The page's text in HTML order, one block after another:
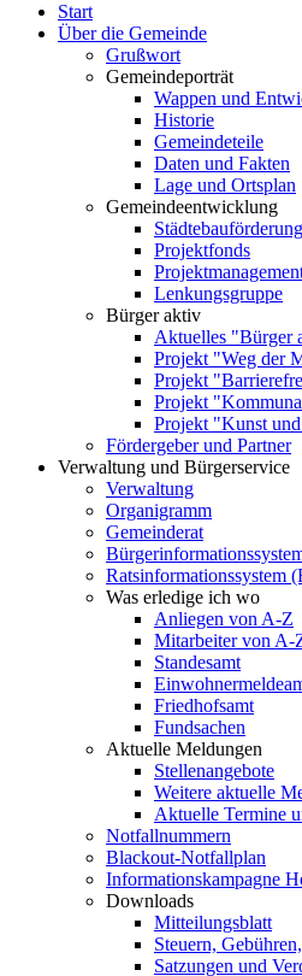
Start
Über die Gemeinde
Grußwort
Gemeindeporträt
Wappen und
Historie
Gemeindeteile
Daten und Fakten
Lage und Ortsplan
Gemeindeentwicklung
Städtebauförderung
Projektfonds
Lenkungsgruppe
Bürger aktiv
Aktuelles "Bürger
Projekt "Weg der
Projekt
Projekt
Projekt "Kunst
Fördergeber und Partner
Verwaltung und Bürgerservice
Verwaltung
Organigramm
Gemeinderat
Ratsinformationssystem
Was erledige ich wo
Anliegen von A-Z
Mitarbeiter von A-
Standesamt
Friedhofsamt
Fundsachen
Aktuelle Meldungen
Stellenangebote
Weitere aktuelle
Aktuelle Termine
Notfallnummern
Blackout-Notfallplan
Informationskampagne
Downloads
Mitteilungsblatt
Steuern,
Satzungen und